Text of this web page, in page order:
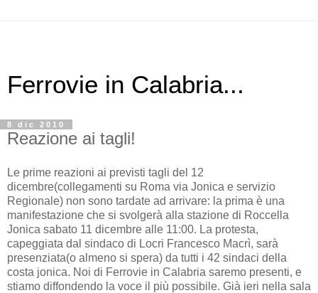
Ferrovie in Calabria...
8 dic 2010
Reazione ai tagli!
Le prime reazioni ai previsti tagli del 12
dicembre(collegamenti su Roma via Jonica e servizio
Regionale) non sono tardate ad arrivare: la prima è una
manifestazione che si svolgerà alla stazione di Roccella
Jonica sabato 11 dicembre alle 11:00. La protesta,
capeggiata dal sindaco di Locri Francesco Macrì, sarà
presenziata(o almeno si spera) da tutti i 42 sindaci della
costa jonica. Noi di Ferrovie in Calabria saremo presenti, e
stiamo diffondendo la voce il più possibile. Già ieri nella sala